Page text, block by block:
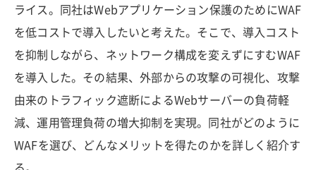
ライス。同社はWebアプリケーション保護のためにWAF
を低コストで導入したいと考えた。そこで、導入コスト
を抑制しながら、ネットワーク構成を変えずにすむWAF
を導入した。その結果、外部からの攻撃の可視化、攻撃
由来のトラフィック遮断によるWebサーバーの負荷軽
減、運用管理負荷の増大抑制を実現。同社がどのように
WAFを選び、どんなメリットを得たのかを詳しく紹介す